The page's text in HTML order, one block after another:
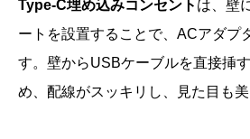
Type-C埋め込みコンセント は、壁
ートを設置することで、ACアダプ
す。壁からUSBケーブルを直接挿
め、配線がスッキリし、見た目も美